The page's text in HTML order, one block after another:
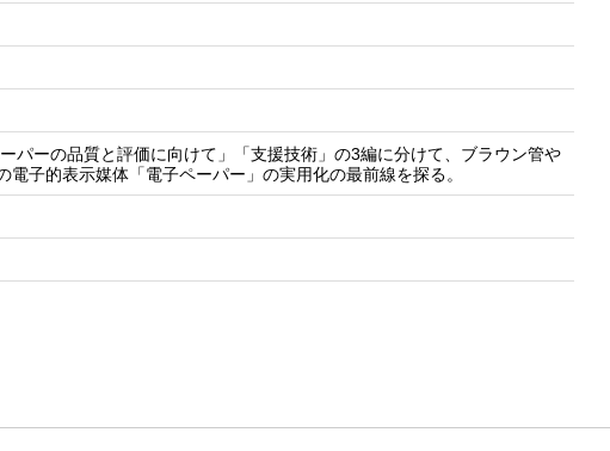
パーの品質と評価に向けて」「支援技術」の3編に分けて、ブラウン管や
子的表示媒体「電子ペーパー」の実用化の最前線を探る。